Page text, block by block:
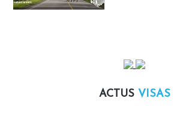
ACTUS VISAS